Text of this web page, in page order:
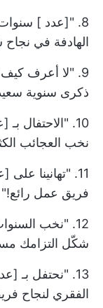
8. "[عدد ]
الهادفة في نجاح
9. "لا أعرف كيف
ذكرى سنوية
10.
نخب العجائب
11. "تهانينا
فريق عمل رائع!"
12. "نخب
شكّل التزامك
13. "نحتفل بـ
الفقري لنجاح